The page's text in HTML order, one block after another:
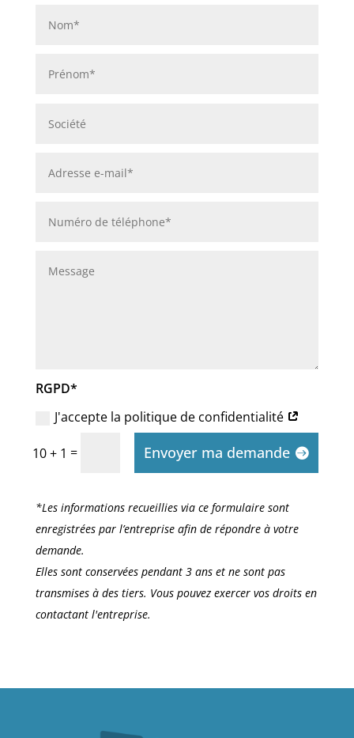
RGPD*
J'accepte la politique de confidentialité
10 + 1 = Envoyer ma demande
*Les informations recueillies via ce formulaire sont
enregistrées par l’entreprise afin de répondre à votre
demande.
Elles sont conservées pendant 3 ans et ne sont pas
transmises à des tiers. Vous pouvez exercer vos droits en
contactant l'entreprise.